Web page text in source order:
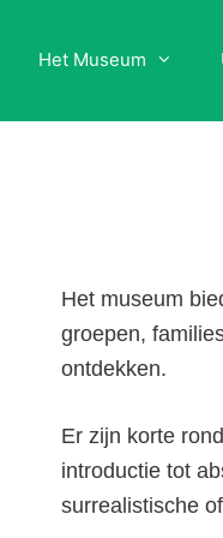
WelkomHet Museum
Het museum
groepen,
ontdekken.
Er zijn korte
introductie tot
surrealistische